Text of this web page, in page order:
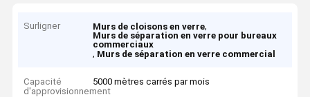
Surligner Murs de cloisons en verre,
Murs de séparation en verre pour bureaux
commerciaux
, Murs de séparation en verre commercial
Capacité
d'approvisionnement
5000 mètres carrés par mois